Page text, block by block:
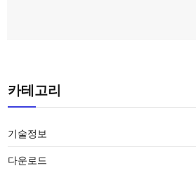
카테고리
기술정보
다운로드